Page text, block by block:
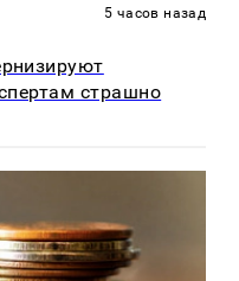
5 часов назад
страшно